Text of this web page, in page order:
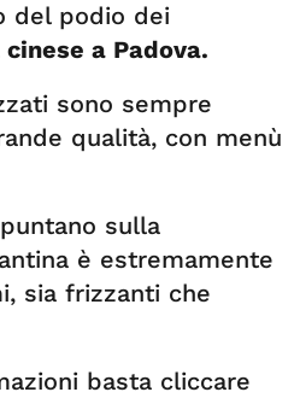
del podio dei
a Padova.
sono sempre
qualità, con menù
sulla
è estremamente
sia frizzanti che
basta cliccare